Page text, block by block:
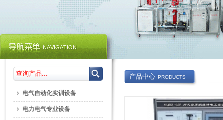
产品中心 PRODUCTS
电气自动化实训设备
电力电气专业设备